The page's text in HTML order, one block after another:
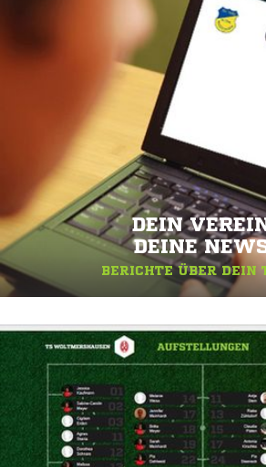
DEIN
DEINE
BERICHTE ÜBER DEIN